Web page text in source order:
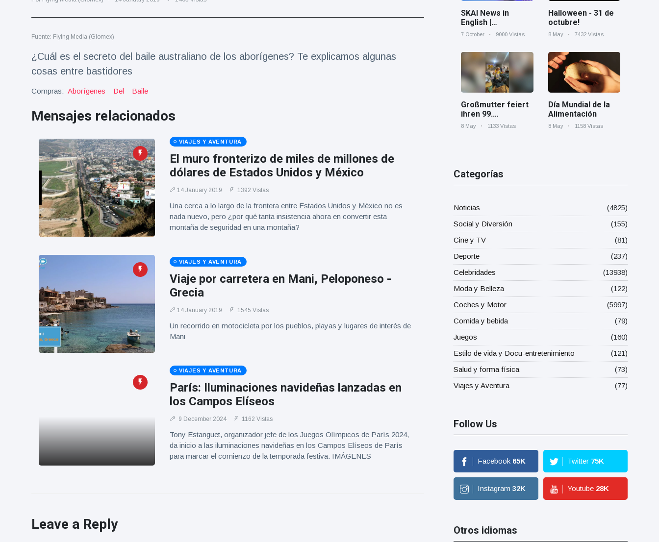
Últimas noticias
SKAI News
07/10/2025
7 October
9000 Vistas
Halloween -
31 de
octubre!
8 May
7432
Vistas
Großmutter
feiert ihren
99.
Geburtstag
und tanzt
Mariachi-
8 May
1133
Vistas
Fuente: Flying Media (Glomex)
¿Cuál es el secreto del baile australiano de los aborígenes? Te explicamos algunas
cosas entre bastidores
Compras: Aborígenes Del Baile
Mensajes relacionados
VIAJES Y AVENTURA
El muro fronterizo de miles de millones de
dólares de Estados Unidos y México
14 January 2019 1392 Vistas
Una cerca a lo largo de la frontera entre Estados Unidos y México no es
nada nuevo, pero ¿por qué tanta insistencia ahora en convertir esta
montaña de seguridad en una montaña?
VIAJES Y AVENTURA
Viaje por carretera en Mani, Peloponeso -
Grecia
14 January 2019 1545 Vistas
Un recorrido en motocicleta por los pueblos, playas y lugares de interés de
Mani
VIAJES Y AVENTURA
París: Iluminaciones navideñas lanzadas en
los Campos Elíseos
9 December 2024 1162 Vistas
Tony Estanguet, organizador jefe de los Juegos Olímpicos de París 2024,
da inicio a las iluminaciones navideñas en los Campos Elíseos de París
para marcar el comienzo de la temporada festiva. IMÁGENES
Leave a Reply
SKAI News in
English |
07/10/2025
7 October 9000 Vistas
Halloween - 31 de
octubre!
8 May 7432 Vistas
Großmutter feiert
ihren 99.
Geburtstag und
8 May 1133 Vistas
Día Mundial de la
Alimentación
8 May 1158 Vistas
Categorías
Noticias
(4825)
Social y Diversión
(155)
Cine y TV
(81)
Deporte
(237)
Celebridades
(13938)
Moda y Belleza
(122)
Coches y Motor
(5997)
Comida y bebida
(79)
Juegos
(160)
Estilo de vida y Docu-entretenimiento
(121)
Salud y forma física
(73)
Viajes y Aventura
(77)
Follow Us
Facebook 65K Twitter 75K
Instagram 32K Youtube 28K
Otros idiomas